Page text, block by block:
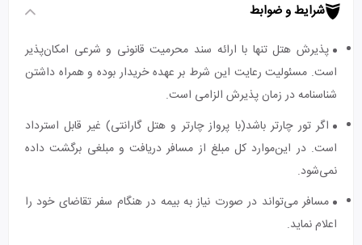
شرایط و ضوابط
پذیرش هتل تنها با ارائه سند محرمیت قانونی و شرعی امکان‌پذیر
است. مسئولیت رعایت این شرط بر عهده خریدار بوده و همراه داشتن
شناسنامه در زمان پذیرش الزامی است.
اگر تور چارتر باشد(با پرواز چارتر و هتل گارانتی) غیر قابل استرداد
است. در این‌موارد کل مبلغ از مسافر دریافت و مبلغی برگشت داده
نمی‌شود.
مسافر می‌تواند در صورت نیاز به بیمه در هنگام سفر تقاضای خود را
اعلام نماید.